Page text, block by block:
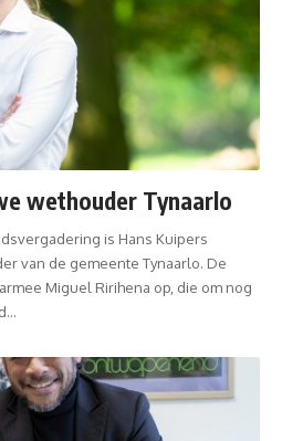
wethouder Tynaarlo
is Hans Kuipers
van de gemeente Tynaarlo. De
Miguel Ririhena op, die om nog